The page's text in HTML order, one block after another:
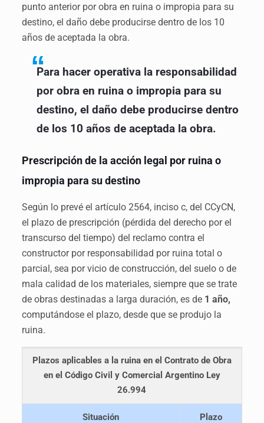
punto anterior por obra en ruina o impropia para su
destino, el daño debe producirse dentro de los 10
años de aceptada la obra.
Para hacer operativa la responsabilidad
por obra en ruina o impropia para su
destino, el daño debe producirse dentro
de los 10 años de aceptada la obra.
Prescripción de la acción legal por ruina o
impropia para su destino
Según lo prevé el artículo 2564, inciso c, del CCyCN,
el plazo de prescripción (pérdida del derecho por el
transcurso del tiempo) del reclamo contra el
constructor por responsabilidad por ruina total o
parcial, sea por vicio de construcción, del suelo o de
mala calidad de los materiales, siempre que se trate
de obras destinadas a larga duración, es de 1 año,
computándose el plazo, desde que se produjo la
ruina.
Plazos aplicables a la ruina en el Contrato de Obra
en el Código Civil y Comercial Argentino Ley
26.994
Situación Plazo